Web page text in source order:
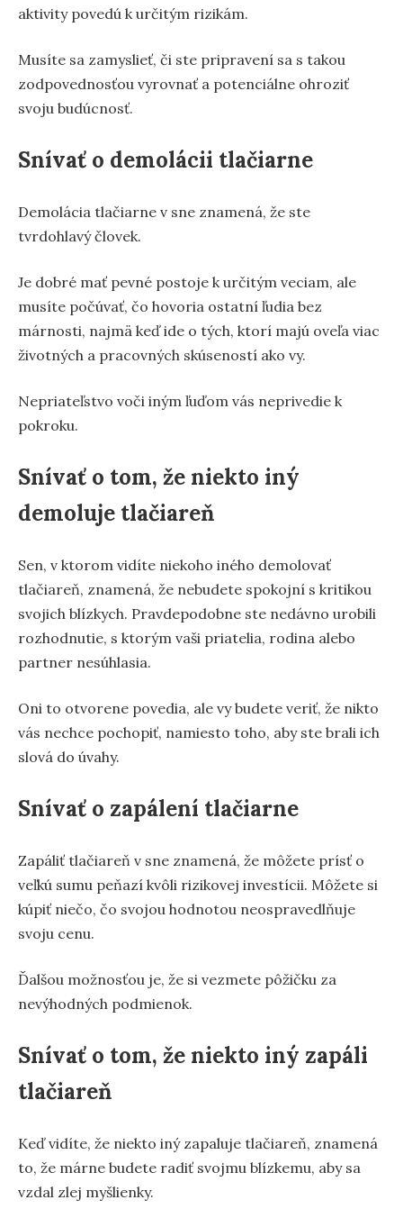
aktivity povedú k určitým rizikám.
Musíte sa zamyslieť, či ste pripravení sa s takou
zodpovednosťou vyrovnať a potenciálne ohroziť
svoju budúcnosť.
Snívať o demolácii tlačiarne
Demolácia tlačiarne v sne znamená, že ste
tvrdohlavý človek.
Je dobré mať pevné postoje k určitým veciam, ale
musíte počúvať, čo hovoria ostatní ľudia bez
márnosti, najmä keď ide o tých, ktorí majú oveľa viac
životných a pracovných skúseností ako vy.
Nepriateľstvo voči iným ľuďom vás neprivedie k
pokroku.
Snívať o tom, že niekto iný
demoluje tlačiareň
Sen, v ktorom vidíte niekoho iného demolovať
tlačiareň, znamená, že nebudete spokojní s kritikou
svojich blízkych. Pravdepodobne ste nedávno urobili
rozhodnutie, s ktorým vaši priatelia, rodina alebo
partner nesúhlasia.
Oni to otvorene povedia, ale vy budete veriť, že nikto
vás nechce pochopiť, namiesto toho, aby ste brali ich
slová do úvahy.
Snívať o zapálení tlačiarne
Zapáliť tlačiareň v sne znamená, že môžete prísť o
veľkú sumu peňazí kvôli rizikovej investícii. Môžete si
kúpiť niečo, čo svojou hodnotou neospravedlňuje
svoju cenu.
Ďalšou možnosťou je, že si vezmete pôžičku za
nevýhodných podmienok.
Snívať o tom, že niekto iný zapáli
tlačiareň
Keď vidíte, že niekto iný zapaluje tlačiareň, znamená
to, že márne budete radiť svojmu blízkemu, aby sa
vzdal zlej myšlienky.